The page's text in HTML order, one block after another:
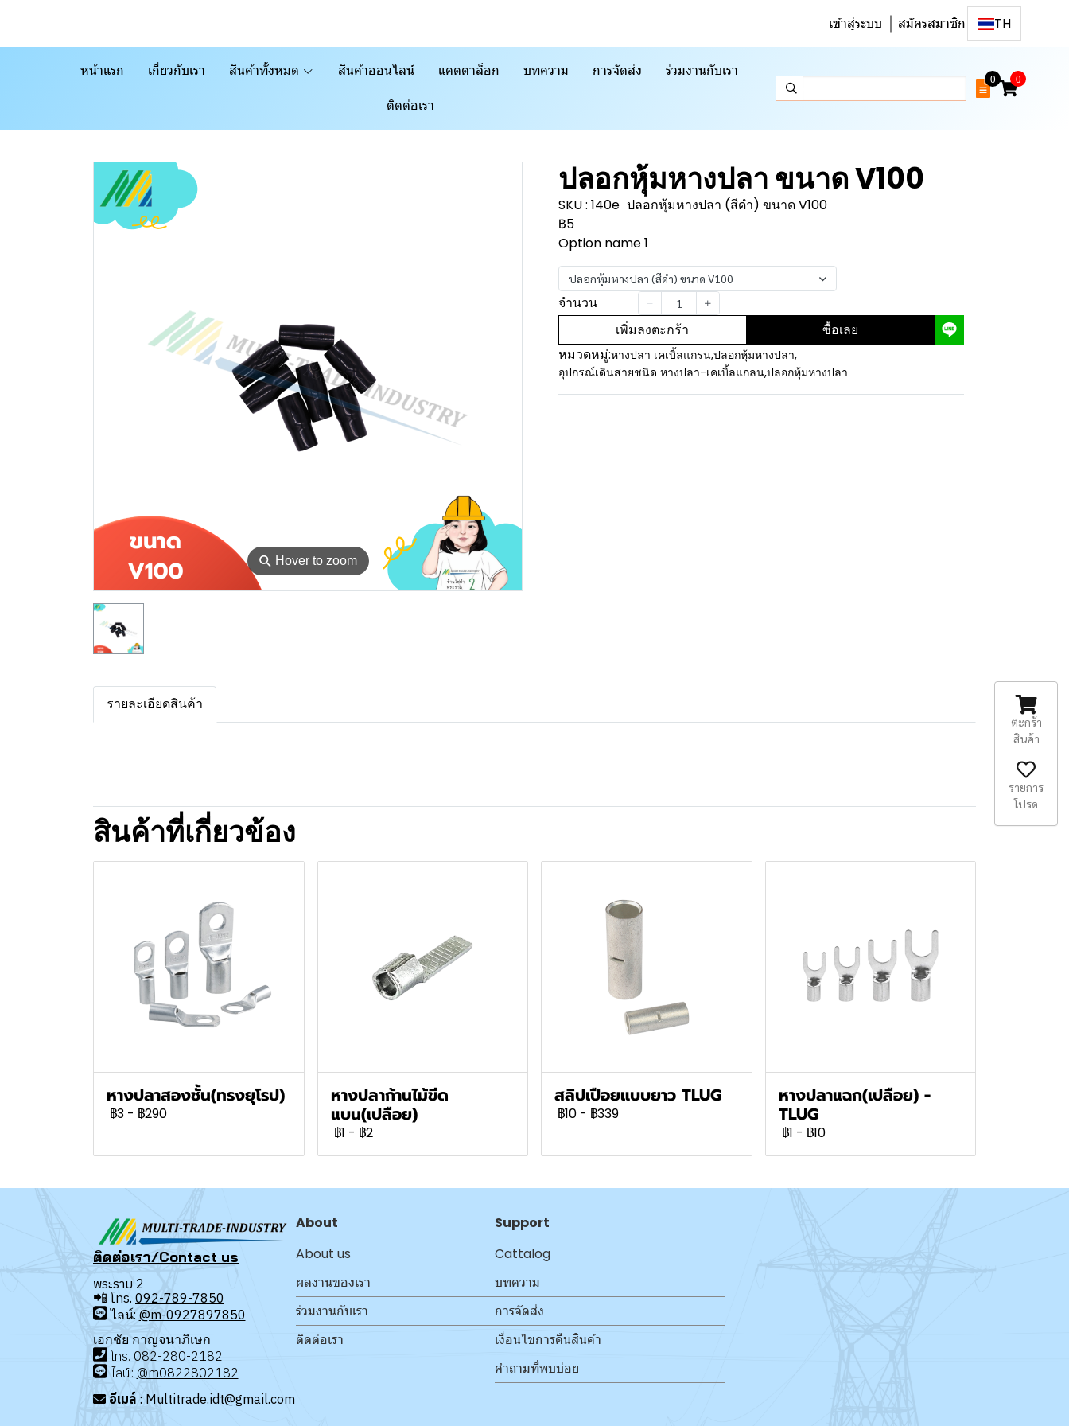
เข้าสู่ระบบ สมัครสมาชิก TH
หน้าแรก เกี่ยวกับเรา สินค้าทั้งหมด สินค้าออนไลน์ แคตตาล็อก บทความ การจัดส่ง ร่วมงานกับเรา
ติดต่อเรา
0 0
⚲ Hover to zoom
ปลอกหุ้มหางปลา ขนาด V100
SKU : 140e ปลอกหุ้มหางปลา (สีดำ) ขนาด V100
฿5
Option name 1
ปลอกหุ้มหางปลา (สีดำ) ขนาด V100
จำนวน
เพิ่มลงตะกร้า ซื้อเลย
หมวดหมู่:หางปลา เคเบิ้ลแกรน,ปลอกหุ้มหางปลา,
อุปกรณ์เดินสายชนิด หางปลา-เคเบิ้ลแกลน,ปลอกหุ้มหางปลา
รายละเอียดสินค้า
สินค้าที่เกี่ยวข้อง
หางปลาสองชั้น(ทรงยุโรป)
฿3 - ฿290
หางปลาก้านไม้ขีด
แบน(เปลือย)
฿1 - ฿2
สลิปเปือยแบบยาว TLUG
฿10 - ฿339
หางปลาแฉก(เปลือย) -
TLUG
฿1 - ฿10
ติดต่อเรา/Contact us
พระราม 2
📲 โทร. 092-789-7850
ไลน์: @m-0927897850
เอกชัย กาญจนาภิเษก
โทร. 082-280-2182
ไลน์: @m0822802182
อีเมล์ : Multitrade.idt@gmail.com
About
About us
ผลงานของเรา
ร่วมงานกับเรา
ติดต่อเรา
Support
Cattalog
บทความ
การจัดส่ง
เงื่อนไขการคืนสินค้า
คำถามที่พบบ่อย
ตะกร้า
สินค้า
รายการ
โปรด